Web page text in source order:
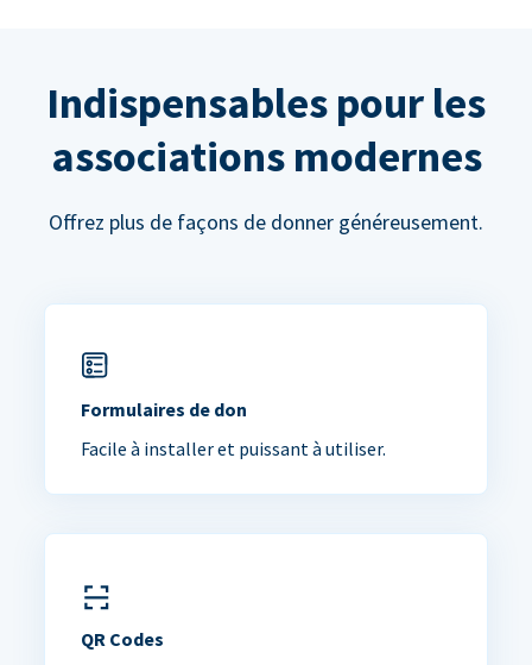
Indispensables pour les
associations modernes
Offrez plus de façons de donner généreusement.
Formulaires de don
Facile à installer et puissant à utiliser.
QR Codes